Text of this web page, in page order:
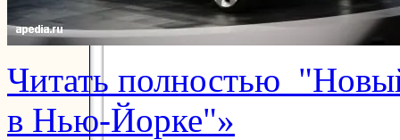
Читать полностью
в Нью-Йорке"»